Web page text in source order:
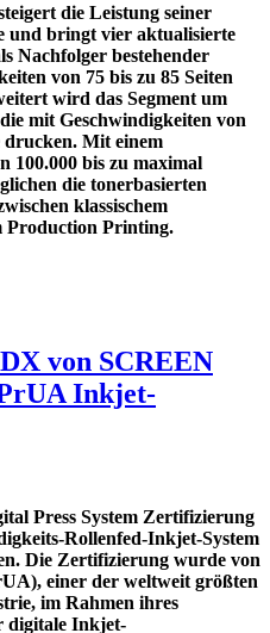
die Leistung seiner
und bringt vier aktualisierte
Nachfolger bestehender
von 75 bis zu 85 Seiten
wird das Segment um
mit Geschwindigkeiten von
drucken. Mit einem
100.000 bis zu maximal
die tonerbasierten
klassischem
Production Printing.
von SCREEN
Inkjet-
Press System Zertifizierung
Rollenfed-Inkjet-System
Die Zertifizierung wurde von
einer der weltweit größten
im Rahmen ihres
digitale Inkjet-